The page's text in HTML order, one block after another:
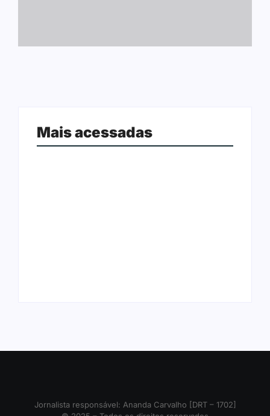
Mais acessadas
Jornalista responsável: Ananda Carvalho [DRT – 1702]